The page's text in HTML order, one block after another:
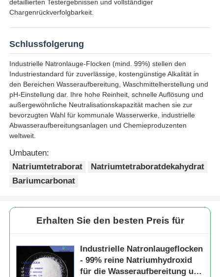
detaillierten Testergebnissen und vollständiger
Chargenrückverfolgbarkeit.
Schlussfolgerung
Industrielle Natronlauge-Flocken (mind. 99%) stellen den
Industriestandard für zuverlässige, kostengünstige Alkalität in
den Bereichen Wasseraufbereitung, Waschmittelherstellung und
pH-Einstellung dar. Ihre hohe Reinheit, schnelle Auflösung und
außergewöhnliche Neutralisationskapazität machen sie zur
bevorzugten Wahl für kommunale Wasserwerke, industrielle
Abwasseraufbereitungsanlagen und Chemieproduzenten
weltweit.
Umbauten:
Natriumtetraborat
Natriumtetraboratdekahydrat
Bariumcarbonat
Erhalten Sie den besten Preis für
Industrielle Natronlaugeflocken
- 99% reine Natriumhydroxid
für die Wasseraufbereitung und